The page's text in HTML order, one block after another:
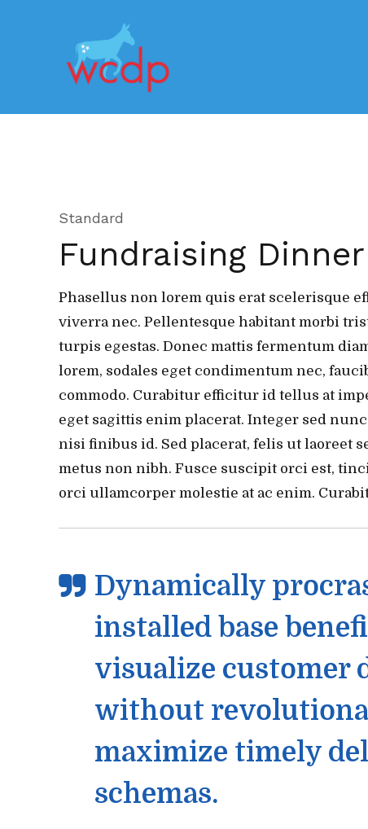
Standard
Fundraising Dinner
Phasellus non lorem quis erat scelerisque
viverra nec. Pellentesque habitant morbi
turpis egestas. Donec mattis fermentum
lorem, sodales eget condimentum nec,
commodo. Curabitur efficitur id tellus at
eget sagittis enim placerat. Integer sed
nisi finibus id. Sed placerat, felis ut laoreet
metus non nibh. Fusce suscipit orci est,
orci ullamcorper molestie at ac enim.
Dynamically
installed base
visualize customer
without
maximize timely
schemas.